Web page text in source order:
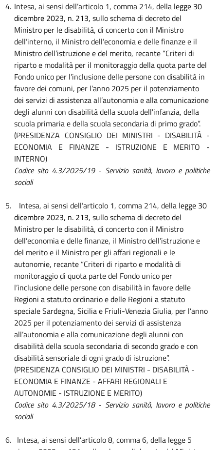
4. Intesa, ai sensi dell’articolo 1, comma 214, della legge 30
dicembre 2023, n. 213,sullo schema di decreto del
Ministro per le disabilità, di concerto con il Ministro
dell’interno, il Ministro dell’economia e delle finanze e il
Ministro dell’istruzione e del merito, recante “Criteri di
riparto e modalità per il monitoraggio della quota parte del
Fondo unico per l’inclusione delle persone con disabilità in
favore dei comuni, per l’anno 2025 per il potenziamento
dei servizi di assistenza all’autonomia e alla comunicazione
degli alunni con disabilità della scuola dell'infanzia, della
scuola primaria e della scuola secondaria di primo grado”.
(PRESIDENZA CONSIGLIO DEI MINISTRI - DISABILITÀ -
ECONOMIA E FINANZE - ISTRUZIONE E MERITO -
INTERNO)
Codice sito 4.3/2025/19- Servizio sanità, lavoro e politiche
sociali
5. Intesa, ai sensi dell’articolo 1, comma 214, della legge 30
dicembre 2023, n. 213,sullo schema di decreto del
Ministro per le disabilità, di concerto con il Ministro
dell’economia e delle finanze, il Ministro dell’istruzione e
del merito e il Ministro per gli affari regionali e le
autonomie, recante “Criteri di riparto e modalità di
monitoraggio di quota parte del Fondo unico per
l’inclusione delle persone con disabilità in favore delle
Regioni a statuto ordinario e delle Regioni a statuto
speciale Sardegna, Sicilia e Friuli-Venezia Giulia, per l’anno
2025 per il potenziamento dei servizi di assistenza
all’autonomia e alla comunicazione degli alunni con
disabilità della scuola secondaria di secondo grado e con
disabilità sensoriale di ogni grado di istruzione”.
(PRESIDENZA CONSIGLIO DEI MINISTRI - DISABILITÀ -
ECONOMIA E FINANZE - AFFARI REGIONALI E
AUTONOMIE - ISTRUZIONE E MERITO)
Codice sito 4.3/2025/18- Servizio sanità, lavoro e politiche
sociali
6. Intesa, ai sensi dell’articolo 8, comma 6, della legge 5